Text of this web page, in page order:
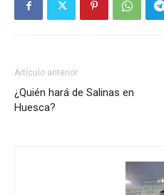
Artículo anterior
¿Quién hará de Salinas en
Huesca?